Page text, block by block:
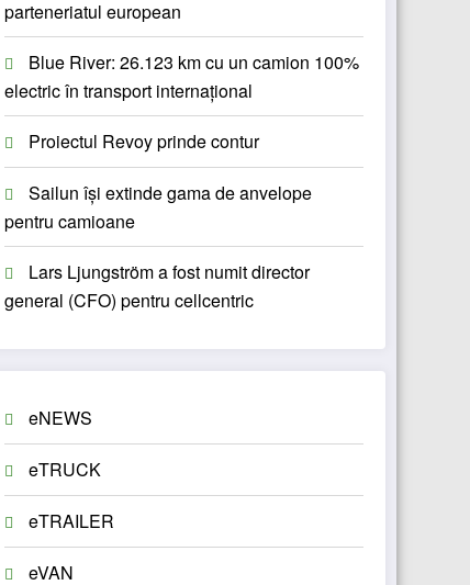
parteneriatul european
Blue River: 26.123 km cu un camion 100%
electric în transport internațional
Proiectul Revoy prinde contur
Sailun își extinde gama de anvelope
pentru camioane
Lars Ljungström a fost numit director
general (CFO) pentru cellcentric
eNEWS
eTRUCK
eTRAILER
eVAN